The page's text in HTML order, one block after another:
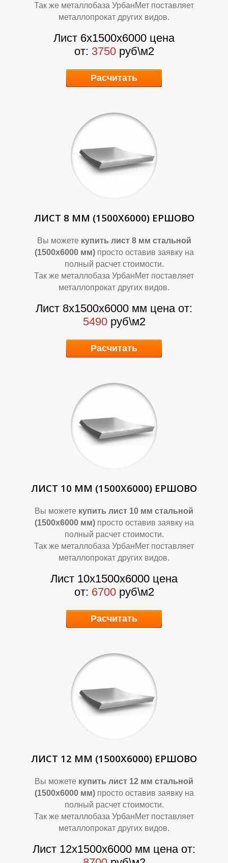
А
Т
П
Так же металлобаза УрбанМет поставляет
металлопрокат других видов.
Лист 6х1500х6000 цена
от: 3750 руб\м2
Расчитать
ЛИСТ 8 ММ (1500Х6000) ЕРШОВО
Вы можете купить лист 8 мм стальной
(1500х6000 мм) просто оставив заявку на
полный расчет стоимости.
Так же металлобаза УрбанМет поставляет
металлопрокат других видов.
Лист 8х1500х6000 мм цена от:
5490руб\м2
Расчитать
ЛИСТ 10 ММ (1500Х6000) ЕРШОВО
Вы можете купить лист 10 мм стальной
(1500х6000 мм) просто оставив заявку на
полный расчет стоимости.
Так же металлобаза УрбанМет поставляет
металлопрокат других видов.
Лист 10х1500х6000 цена
от: 6700 руб\м2
Расчитать
ЛИСТ 12 ММ (1500Х6000) ЕРШОВО
Вы можете купить лист 12 мм стальной
(1500х6000 мм) просто оставив заявку на
полный расчет стоимости.
Так же металлобаза УрбанМет поставляет
металлопрокат других видов.
Лист 12х1500х6000 мм цена от:
А
Т
П